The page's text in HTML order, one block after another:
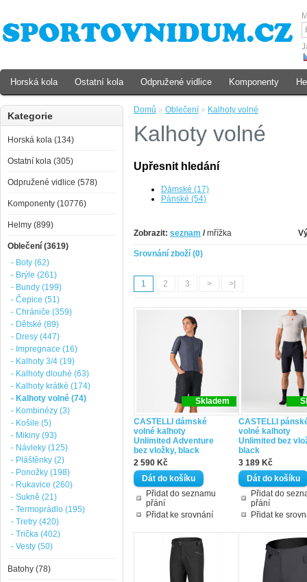
Domů » Oblečení » Kalhoty volné
Kalhoty volné
Upřesnit hledání
Dámské (17)
Pánské (54)
Zobrazit: seznam /mřížka
Srovnání zboží (0)
1 2 3 > >|
Skladem
CASTELLI dámské
volné kalhoty
Unlimited Adventure
bez vložky, black
2 590 Kč
Přidat do seznamu
přání
Přidat ke srovnání
CASTELLI
volné kalhoty
Unlimited bez
black
3 189 Kč
Přidat do
přání
Přidat ke
Kategorie
Horská kola (134)
Ostatní kola (305)
Odpružené vidlice (578)
Komponenty (10776)
Helmy (899)
Oblečení (3619)
- Boty (62)
- Brýle (261)
- Bundy (199)
- Čepice (51)
- Chrániče (359)
- Dětské (89)
- Dresy (447)
- Impregnace (16)
- Kalhoty 3/4 (19)
- Kalhoty dlouhé (63)
- Kalhoty krátké (174)
- Kalhoty volné (74)
- Kombinézy (3)
- Košile (5)
- Mikiny (93)
- Návleky (125)
- Pláštěnky (2)
- Ponožky (198)
- Rukavice (260)
- Sukně (21)
- Termoprádlo (195)
- Tretry (420)
- Trička (402)
- Vesty (50)
Batohy (78)
Horská kola Ostatní kola Odpružené vidlice Komponenty